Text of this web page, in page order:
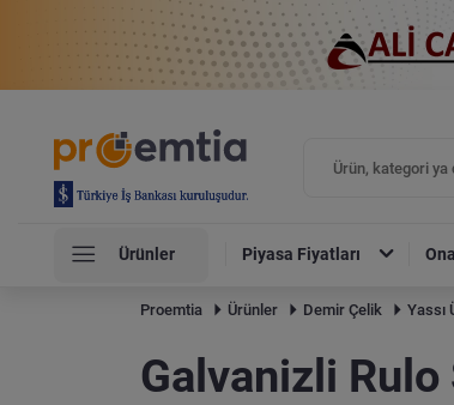
Ürünler Piyasa Fiyatları
Proemtia Ürünler Demir Çelik Yassı
Galvanizli Rulo